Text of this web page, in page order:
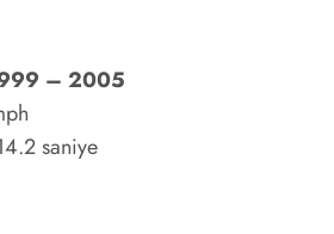
– 2005
saniye